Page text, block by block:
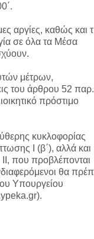
αργίες, καθώς και
σε όλα τα Μέσα
μέτρων,
του άρθρου 52
πρόστιμο
κυκλοφορίας
Ι (β΄), αλλά και
που προβλέπονται
θα
Υπουργείου